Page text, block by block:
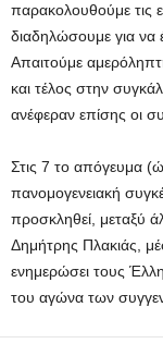
παρακολουθούμε τις
διαδηλώσουμε για να
Απαιτούμε
και τέλος στην
ανέφεραν επίσης οι
Στις 7 το απόγευμα
πανομογενειακή
προσκληθεί, μεταξύ
Δημήτρης Πλακιάς,
ενημερώσει τους
του αγώνα των